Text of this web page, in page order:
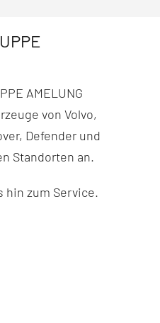
AMELUNG
von Volvo,
Defender und
Stand­orten an.
hin zum Service.